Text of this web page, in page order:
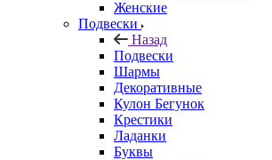
Женские
Подвески
Назад
Подвески
Шармы
Декоративные
Кулон Бегунок
Крестики
Ладанки
Буквы